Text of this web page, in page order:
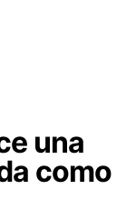
una
como